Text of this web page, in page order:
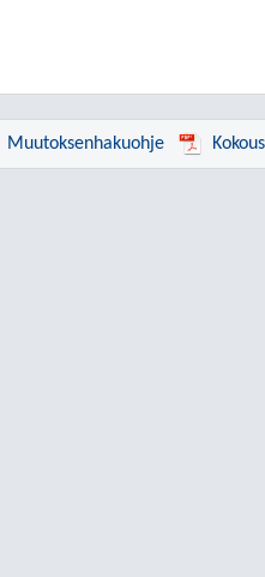
Muutoksenhakuohje